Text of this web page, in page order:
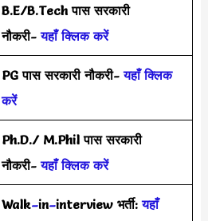
B.E/B.Tech पास सरकारी
नौकरी- यहाँ क्लिक करें
PG पास सरकारी नौकरी- यहाँ क्लिक
करें
Ph.D./ M.Phil पास सरकारी
नौकरी- यहाँ क्लिक करें
Walk–in–interview भर्ती:यहाँ